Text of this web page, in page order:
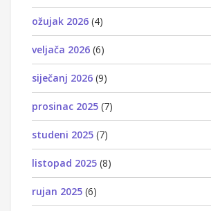
ožujak 2026 (4)
veljača 2026 (6)
siječanj 2026 (9)
prosinac 2025 (7)
studeni 2025 (7)
listopad 2025 (8)
rujan 2025 (6)